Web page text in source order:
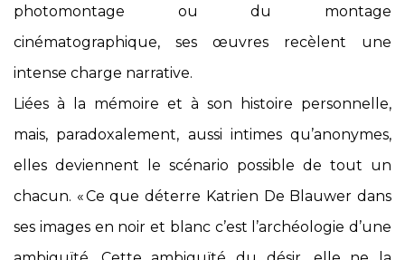
photomontage ou du montage
cinématographique, ses œuvres recèlent une
intense charge narrative.
Liées à la mémoire et à son histoire personnelle,
mais, paradoxalement, aussi intimes qu’anonymes,
elles deviennent le scénario possible de tout un
chacun. « Ce que déterre Katrien De Blauwer dans
ses images en noir et blanc c’est l’archéologie d’une